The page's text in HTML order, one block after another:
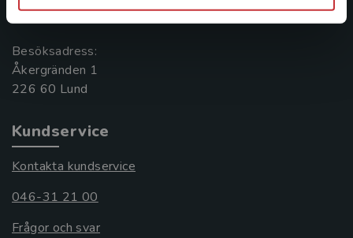
221 00 Lund
Besöksadress:
Åkergränden 1
Kundservice
Kontakta kundservice
046-31 21 00
Frågor och svar